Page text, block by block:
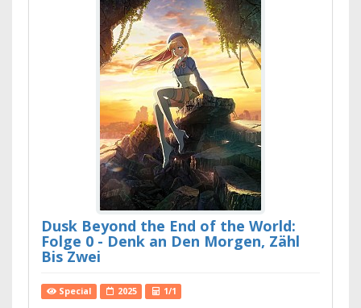
Dusk Beyond the End of the World:
Folge 0 - Denk an Den Morgen, Zähl
Bis Zwei
Special 2025 1/1